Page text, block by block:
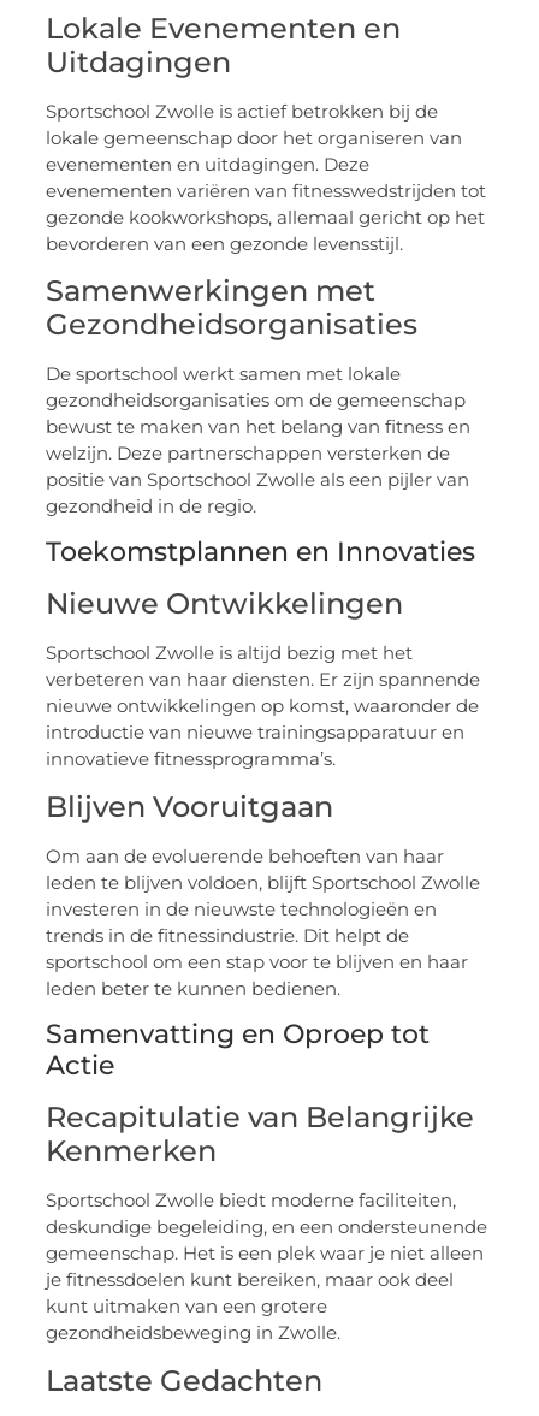
Lokale Evenementen en
Uitdagingen
Sportschool Zwolle is actief betrokken bij de
lokale gemeenschap door het organiseren van
evenementen en uitdagingen. Deze
evenementen variëren van fitnesswedstrijden tot
gezonde kookworkshops, allemaal gericht op het
bevorderen van een gezonde levensstijl.
Samenwerkingen met
Gezondheidsorganisaties
De sportschool werkt samen met lokale
gezondheidsorganisaties om de gemeenschap
bewust te maken van het belang van fitness en
welzijn. Deze partnerschappen versterken de
positie van Sportschool Zwolle als een pijler van
gezondheid in de regio.
Toekomstplannen en Innovaties
Nieuwe Ontwikkelingen
Sportschool Zwolle is altijd bezig met het
verbeteren van haar diensten. Er zijn spannende
nieuwe ontwikkelingen op komst, waaronder de
introductie van nieuwe trainingsapparatuur en
innovatieve fitnessprogramma’s.
Blijven Vooruitgaan
Om aan de evoluerende behoeften van haar
leden te blijven voldoen, blijft Sportschool Zwolle
investeren in de nieuwste technologieën en
trends in de fitnessindustrie. Dit helpt de
sportschool om een stap voor te blijven en haar
leden beter te kunnen bedienen.
Samenvatting en Oproep tot
Actie
Recapitulatie van Belangrijke
Kenmerken
Sportschool Zwolle biedt moderne faciliteiten,
deskundige begeleiding, en een ondersteunende
gemeenschap. Het is een plek waar je niet alleen
je fitnessdoelen kunt bereiken, maar ook deel
kunt uitmaken van een grotere
gezondheidsbeweging in Zwolle.
Laatste Gedachten